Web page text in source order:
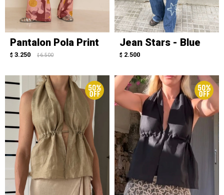
Pantalon Pola Print
$ 3.250 $ 6.500
Jean Stars - Blue
$ 2.500